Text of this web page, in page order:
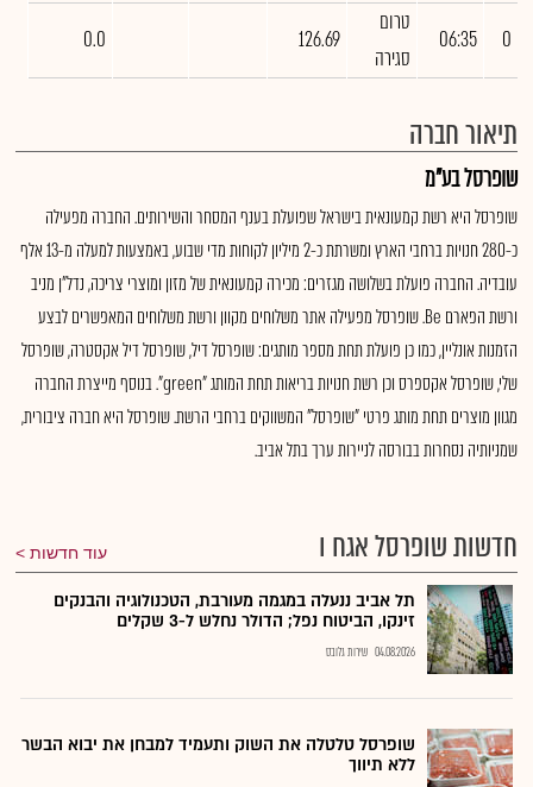
0
06:35
טרום
סגירה
126.69
0.0
תיאור חברה
שופרסל בע"מ
שופרסל היא רשת קמעונאית בישראל שפועלת בענף המסחר והשירותים. החברה מפעילה
כ-280 חנויות ברחבי הארץ ומשרתת כ-2 מיליון לקוחות מדי שבוע, באמצעות למעלה מ-13 אלף
עובדיה. החברה פועלת בשלושה מגזרים: מכירה קמעונאית של מזון ומוצרי צריכה, נדל"ן מניב
ורשת הפארם Be. שופרסל מפעילה אתר משלוחים מקוון ורשת משלוחים המאפשרים לבצע
הזמנות אונליין, כמו כן פועלת תחת מספר מותגים: שופרסל דיל, שופרסל דיל אקסטרה, שופרסל
שלי, שופרסל אקספרס וכן רשת חנויות בריאות תחת המותג "green". בנוסף מייצרת החברה
מגוון מוצרים תחת מותג פרטי "שופרסל" המשווקים ברחבי הרשת. שופרסל היא חברה ציבורית,
שמניותיה נסחרות בבורסה לניירות ערך בתל אביב.
חדשות שופרסל אגח ו עוד חדשות
תל אביב ננעלה במגמה מעורבת, הטכנולוגיה והבנקים
זינקו, הביטוח נפל; הדולר נחלש ל-3 שקלים
04.08.2026 שירות גלובס
שופרסל טלטלה את השוק ותעמיד למבחן את יבוא הבשר
ללא תיווך